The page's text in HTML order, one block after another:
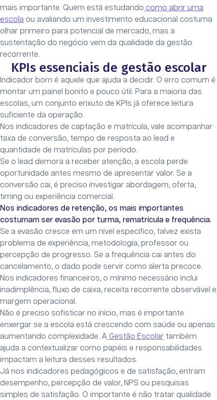
mais importante. Quem está estudando como abrir uma
escola ou avaliando um investimento educacional costuma
olhar primeiro para potencial de mercado, mas a
sustentação do negócio vem da qualidade da gestão
recorrente.
KPIs essenciais de gestão escolar
Indicador bom é aquele que ajuda a decidir. O erro comum é
montar um painel bonito e pouco útil. Para a maioria das
escolas, um conjunto enxuto de KPIs já oferece leitura
suficiente da operação.
Nos indicadores de captação e matrícula, vale acompanhar
taxa de conversão, tempo de resposta ao lead e
quantidade de matrículas por período.
Se o lead demora a receber atenção, a escola perde
oportunidade antes mesmo de apresentar valor. Se a
conversão cai, é preciso investigar abordagem, oferta,
timing ou experiência comercial.
Nos indicadores de retenção, os mais importantes
costumam ser evasão por turma, rematrícula e frequência.
Se a evasão cresce em um nível específico, talvez exista
problema de experiência, metodologia, professor ou
percepção de progresso. Se a frequência cai antes do
cancelamento, o dado pode servir como alerta precoce.
Nos indicadores financeiros, o mínimo necessário inclui
inadimplência, fluxo de caixa, receita recorrente observável e
margem operacional.
Não é preciso sofisticar no início, mas é importante
enxergar se a escola está crescendo com saúde ou apenas
aumentando complexidade. A Gestão Escolar também
ajuda a contextualizar como papéis e responsabilidades
impactam a leitura desses resultados.
Já nos indicadores pedagógicos e de satisfação, entram
desempenho, percepção de valor, NPS ou pesquisas
simples de satisfação. O importante é não tratar qualidade